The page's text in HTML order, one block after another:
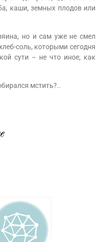
каши, земных плодов или
но и сам уже не смел
соль, которыми сегодня
сути – не что иное, как
мстить?..